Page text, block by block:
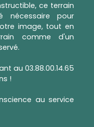
ce terrain
pour
image, tout en
comme d'un
au 03.88.00.14.65
!
au service